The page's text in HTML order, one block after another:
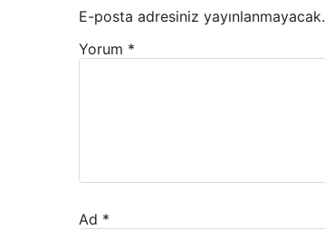
E-posta adresiniz yayınlanmayacak.
Yorum *
Ad *